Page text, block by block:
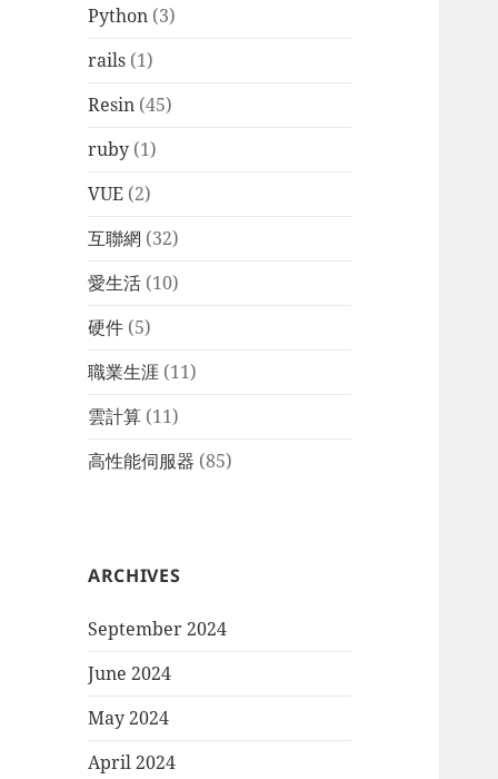
Python (3)
rails (1)
Resin (45)
ruby (1)
VUE (2)
互聯網 (32)
愛生活 (10)
硬件 (5)
職業生涯 (11)
雲計算 (11)
高性能伺服器 (85)
ARCHIVES
September 2024
June 2024
May 2024
April 2024